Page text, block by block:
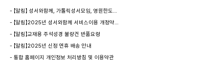
- 【알림】 성서와함께, 가톨릭성서모임, 영원한도…
- 【알림】2025년 성서와함께 서비스이용 개정약…
- 【알림】교재용 주석성경 불량건 반품요령
- 【알림】2025년 신정 연휴 배송 안내
- 통합 홈페이지 개인정보 처리방침 및 이용약관